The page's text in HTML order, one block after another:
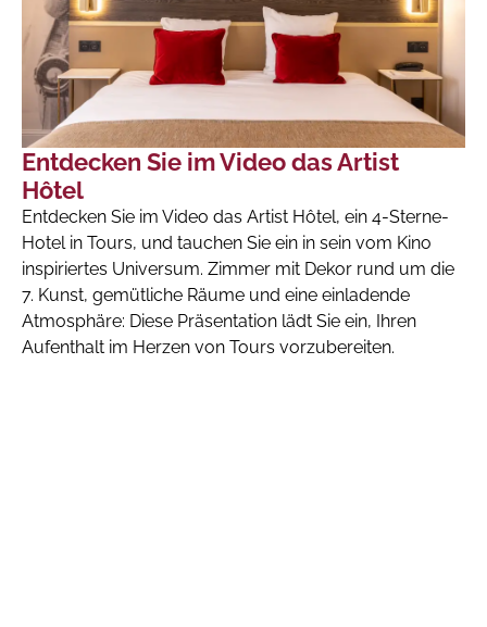
Entdecken Sie im Video das Artist
Hôtel
Entdecken Sie im Video das Artist Hôtel, ein 4-Sterne-
Hotel in Tours, und tauchen Sie ein in sein vom Kino
inspiriertes Universum. Zimmer mit Dekor rund um die
7. Kunst, gemütliche Räume und eine einladende
Atmosphäre: Diese Präsentation lädt Sie ein, Ihren
Aufenthalt im Herzen von Tours vorzubereiten.